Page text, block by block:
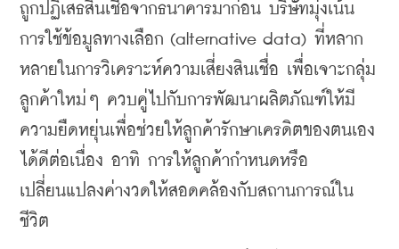
ถูกปฏิเสธสินเชื่อจากธนาคารมาก่อน บริษัทมุ่งเน้น
การใช้ข้อมูลทางเลือก (alternative data) ที่หลาก
หลายในการวิเคราะห์ความเสี่ยงสินเชื่อ เพื่อเจาะกลุ่ม
ลูกค้าใหม่ๆ ควบคู่ไปกับการพัฒนาผลิตภัณฑ์ให้มี
ความยืดหยุ่นเพื่อช่วยให้ลูกค้ารักษาเครดิตของตนเอง
ได้ดีต่อเนื่อง อาทิ การให้ลูกค้ากำหนดหรือ
เปลี่ยนแปลงค่างวดให้สอดคล้องกับสถานการณ์ใน
ชีวิต